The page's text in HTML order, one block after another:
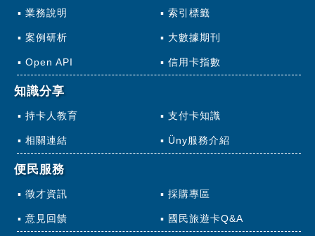
業務說明 索引標籤
案例研析 大數據期刊
Open API 信用卡指數
知識分享
持卡人教育 支付卡知識
相關連結 Üny服務介紹
便民服務
徵才資訊 採購專區
意見回饋 國民旅遊卡Q&A